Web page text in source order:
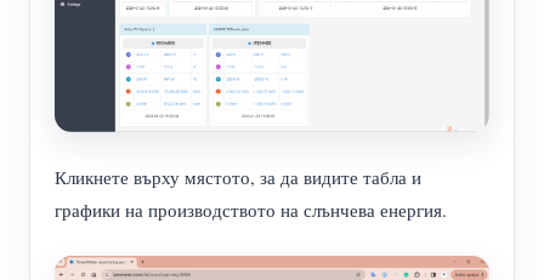
Кликнете върху мястото, за да видите табла и
графики на производството на слънчева енергия.